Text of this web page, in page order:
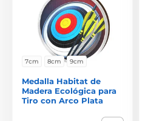
7cm 8cm 9cm
Medalla Habitat de
Madera Ecológica para
Tiro con Arco Plata